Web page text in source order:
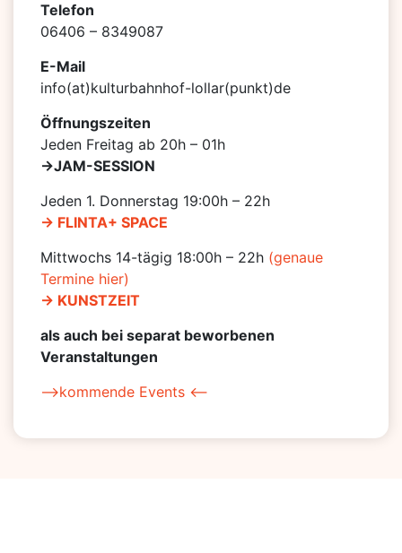
Telefon
06406 – 8349087
E-Mail
info(at)kulturbahnhof-lollar(punkt)de
Öffnungszeiten
Jeden Freitag ab 20h – 01h
->JAM-SESSION
Jeden 1. Donnerstag 19:00h – 22h
-> FLINTA+ SPACE
Mittwochs 14-tägig 18:00h – 22h (genaue
Termine hier)
-> KUNSTZEIT
als auch bei separat beworbenen
Veranstaltungen
–>kommende Events <–